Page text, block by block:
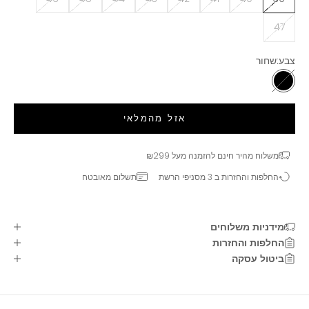
47
צבע:שחור
שחור
אזל מהמלאי
משלוח מהיר חינם להזמנה מעל ₪299
החלפות והחזרות ב 3 מסניפי הרשת
תשלום מאובטח
מידניות משלוחים
החלפות והחזרות
ביטול עסקה
בואו להיות חברים שלנו!